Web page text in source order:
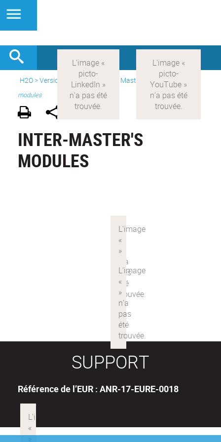
H2O>Version anglaise > Master's > Inter-master's
modules
INTER-MASTER'S
MODULES
SUPPORT
Référence de l’EUR : ANR-17-EURE-0018